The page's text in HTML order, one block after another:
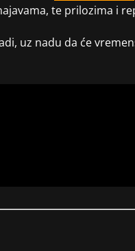
te prilozima i
uz nadu da će